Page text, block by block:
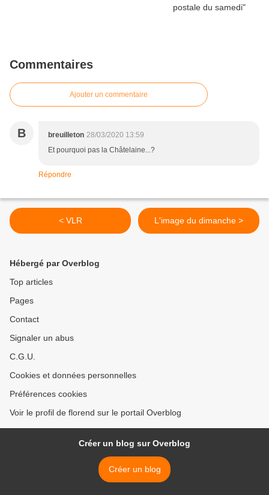
Commentaires
Ajouter un commentaire
B breuilleton 28/03/2020 13:59
Et pourquoi pas la Châtelaine...?
Répondre
< VLR L'image du dimanche >
Hébergé par Overblog
Top articles
Pages
Contact
Signaler un abus
C.G.U.
Cookies et données personnelles
Préférences cookies
Voir le profil de florend sur le portail Overblog
Créer un blog sur Overblog
Créer un blog